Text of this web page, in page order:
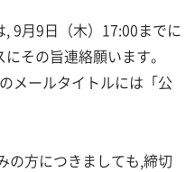
9月9日（木）17:00までに
その旨連絡願います。
メールタイトルには「公
方につきましても,締切